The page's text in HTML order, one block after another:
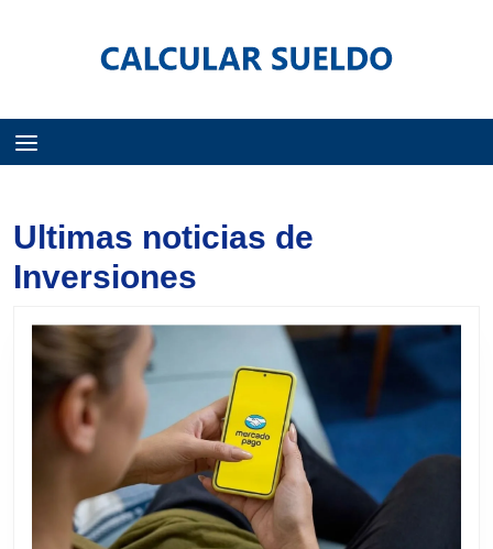
Ultimas noticias de
Inversiones